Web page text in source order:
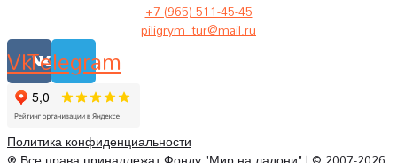
+7 (965) 511-45-45
piligrym_tur@mail.ru
VkTelegram
Политика конфиденциальности